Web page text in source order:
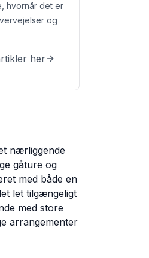
hvornår det er
og
her
nærliggende
gåture og
med både en
let tilgængeligt
med store
arrangementer